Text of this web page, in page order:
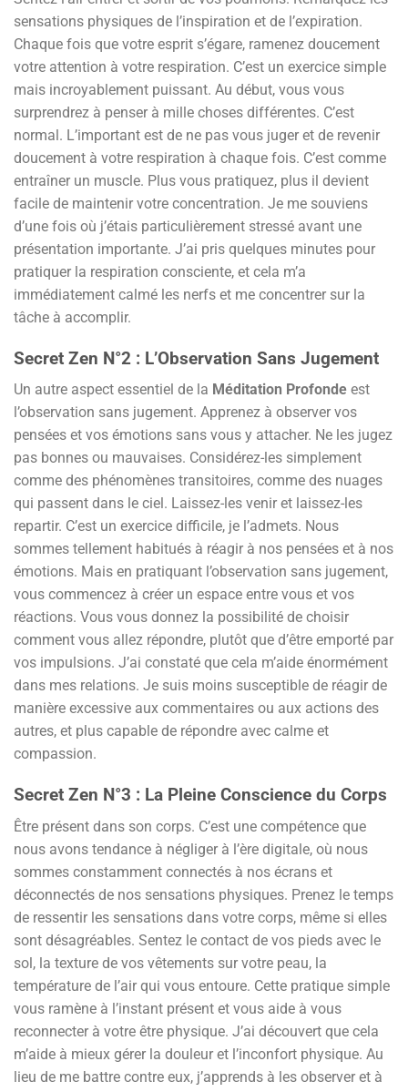
sensations physiques de l’inspiration et de l’expiration.
Chaque fois que votre esprit s’égare, ramenez doucement
votre attention à votre respiration. C’est un exercice simple
mais incroyablement puissant. Au début, vous vous
surprendrez à penser à mille choses différentes. C’est
normal. L’important est de ne pas vous juger et de revenir
doucement à votre respiration à chaque fois. C’est comme
entraîner un muscle. Plus vous pratiquez, plus il devient
facile de maintenir votre concentration. Je me souviens
d’une fois où j’étais particulièrement stressé avant une
présentation importante. J’ai pris quelques minutes pour
pratiquer la respiration consciente, et cela m’a
immédiatement calmé les nerfs et me concentrer sur la
tâche à accomplir.
Secret Zen N°2 : L’Observation Sans Jugement
Un autre aspect essentiel de la Méditation Profonde est
l’observation sans jugement. Apprenez à observer vos
pensées et vos émotions sans vous y attacher. Ne les jugez
pas bonnes ou mauvaises. Considérez-les simplement
comme des phénomènes transitoires, comme des nuages
qui passent dans le ciel. Laissez-les venir et laissez-les
repartir. C’est un exercice difficile, je l’admets. Nous
sommes tellement habitués à réagir à nos pensées et à nos
émotions. Mais en pratiquant l’observation sans jugement,
vous commencez à créer un espace entre vous et vos
réactions. Vous vous donnez la possibilité de choisir
comment vous allez répondre, plutôt que d’être emporté par
vos impulsions. J’ai constaté que cela m’aide énormément
dans mes relations. Je suis moins susceptible de réagir de
manière excessive aux commentaires ou aux actions des
autres, et plus capable de répondre avec calme et
compassion.
Secret Zen N°3 : La Pleine Conscience du Corps
Être présent dans son corps. C’est une compétence que
nous avons tendance à négliger à l’ère digitale, où nous
sommes constamment connectés à nos écrans et
déconnectés de nos sensations physiques. Prenez le temps
de ressentir les sensations dans votre corps, même si elles
sont désagréables. Sentez le contact de vos pieds avec le
sol, la texture de vos vêtements sur votre peau, la
température de l’air qui vous entoure. Cette pratique simple
vous ramène à l’instant présent et vous aide à vous
reconnecter à votre être physique. J’ai découvert que cela
m’aide à mieux gérer la douleur et l’inconfort physique. Au
lieu de me battre contre eux, j’apprends à les observer et à